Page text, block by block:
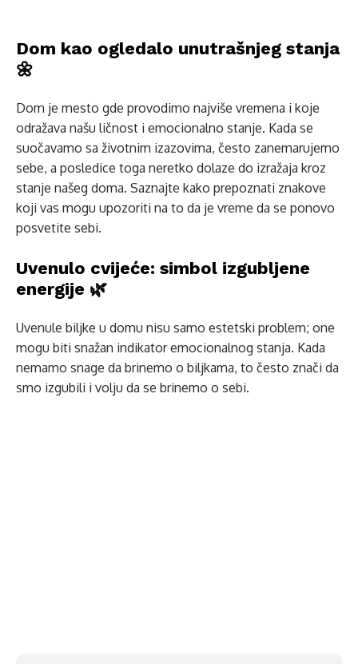
Dom kao ogledalo unutrašnjeg stanja
🌼
Dom je mesto gde provodimo najviše vremena i koje
odražava našu ličnost i emocionalno stanje. Kada se
suočavamo sa životnim izazovima, često zanemarujemo
sebe, a posledice toga neretko dolaze do izražaja kroz
stanje našeg doma. Saznajte kako prepoznati znakove
koji vas mogu upozoriti na to da je vreme da se ponovo
posvetite sebi.
Uvenulo cvijeće: simbol izgubljene
energije 🌿
Uvenule biljke u domu nisu samo estetski problem; one
mogu biti snažan indikator emocionalnog stanja. Kada
nemamo snage da brinemo o biljkama, to često znači da
smo izgubili i volju da se brinemo o sebi.